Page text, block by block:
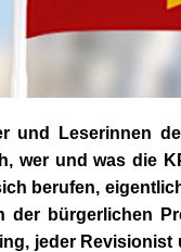
und Leserinnen
werund was die
berufen,
der bürgerlichen
jeder Revisionist